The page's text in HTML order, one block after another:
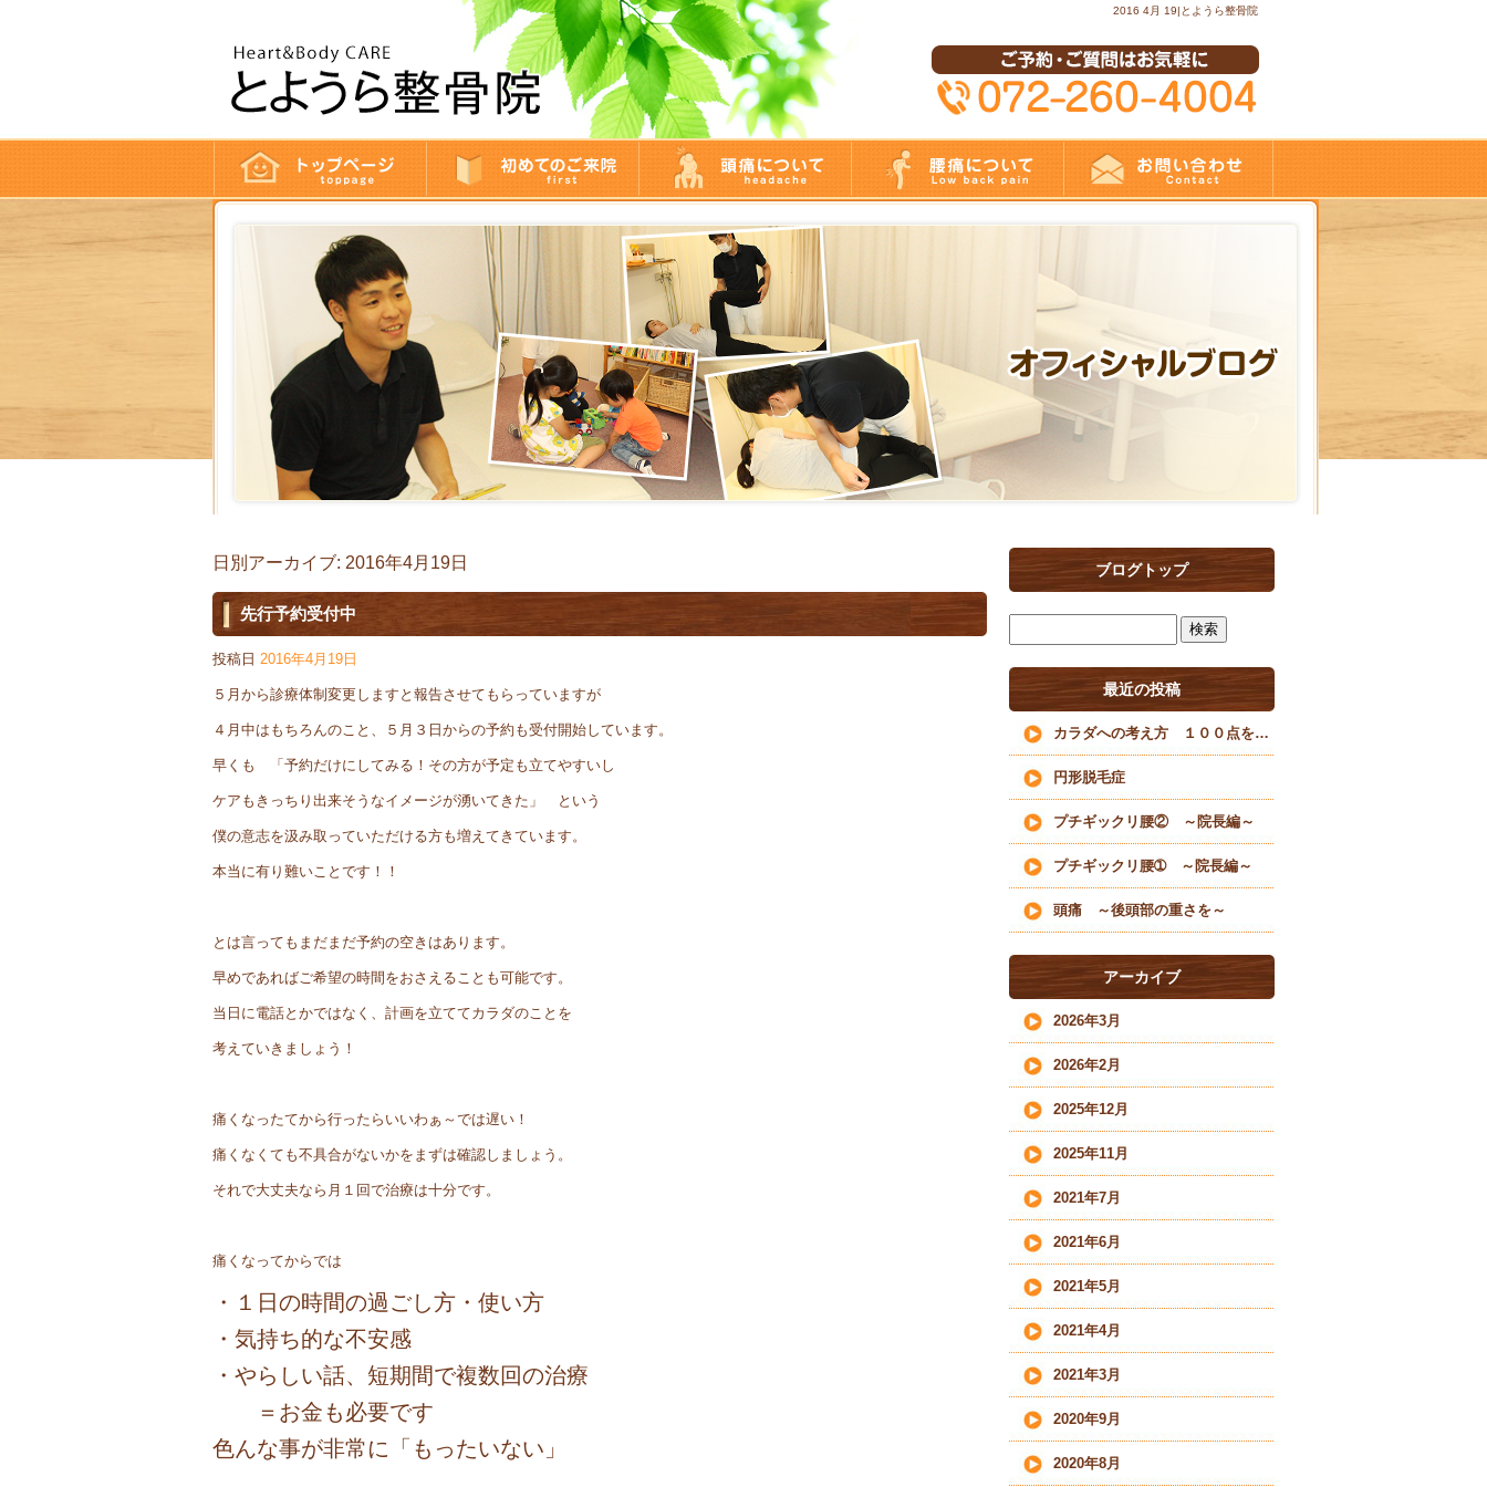
2016 4月 19|とようら整骨院
日別アーカイブ: 2016年4月19日
先行予約受付中
投稿日 2016年4月19日
５月から診療体制変更しますと報告させてもらっていますが
４月中はもちろんのこと、５月３日からの予約も受付開始しています。
早くも 「予約だけにしてみる！その方が予定も立てやすいし
ケアもきっちり出来そうなイメージが湧いてきた」 という
僕の意志を汲み取っていただける方も増えてきています。
本当に有り難いことです！！
とは言ってもまだまだ予約の空きはあります。
早めであればご希望の時間をおさえることも可能です。
当日に電話とかではなく、計画を立ててカラダのことを
考えていきましょう！
痛くなったてから行ったらいいわぁ～では遅い！
痛くなくても不具合がないかをまずは確認しましょう。
それで大丈夫なら月１回で治療は十分です。
痛くなってからでは
・１日の時間の過ごし方・使い方
・気持ち的な不安感
・やらしい話、短期間で複数回の治療
＝お金も必要です
色んな事が非常に「もったいない」
ブログトップ
最近の投稿
カラダへの考え方 １００点を目指すな
円形脱毛症
プチギックリ腰② ～院長編～
プチギックリ腰➀ ～院長編～
頭痛 ～後頭部の重さを～
アーカイブ
2026年3月
2026年2月
2025年12月
2025年11月
2021年7月
2021年6月
2021年5月
2021年4月
2021年3月
2020年9月
2020年8月